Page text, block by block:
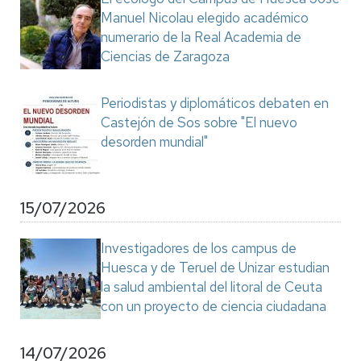
Manuel Nicolau elegido académico
numerario de la Real Academia de
Ciencias de Zaragoza
Periodistas y diplomáticos debaten en
Castejón de Sos sobre "El nuevo
desorden mundial"
15/07/2026
Investigadores de los campus de
Huesca y de Teruel de Unizar estudian
la salud ambiental del litoral de Ceuta
con un proyecto de ciencia ciudadana
14/07/2026